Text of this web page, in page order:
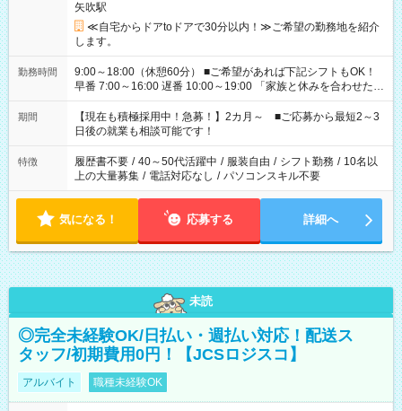
矢吹駅
≪自宅からドアtoドアで30分以内！≫ご希望の勤務地を紹介
します。
勤務時間
9:00～18:00（休憩60分） ■ご希望があれば下記シフトもOK！
早番 7:00～16:00 遅番 10:00～19:00 「家族と休みを合わせた
い」 「余裕を持って夕飯の準備がしたい」 「できれば残業はし
たくない」 など、ご希望を教えてくださいね。 ※Wワーク希望
の方へ 今ご覧のお仕事で希望する勤務時間と、もう1つのお仕事
の勤務時間。 合計で週40時間を超える場合は応募できません。
期間
【現在も積極採用中！急募！】2カ月～ ■ご応募から最短2～3
日後の就業も相談可能です！
特徴 履歴書不要 / 40～50代活躍中 / 服装自由 / シフト勤務 / 10名以
上の大量募集 / 電話対応なし / パソコンスキル不要
気になる！ 応募する 詳細へ
未読
◎完全未経験OK/日払い・週払い対応！配送ス
タッフ/初期費用0円！【JCSロジスコ】
アルバイト 職種未経験OK